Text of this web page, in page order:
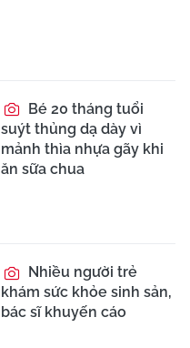
Bé 20 tháng tuổi
suýt thủng dạ dày vì
mảnh thìa nhựa gãy khi
ăn sữa chua
Nhiều người trẻ
khám sức khỏe sinh sản,
bác sĩ khuyến cáo